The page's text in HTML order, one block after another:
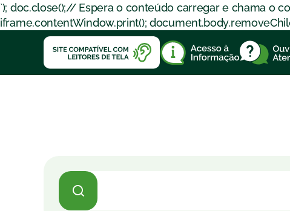
`); doc.close();// Espera o conteúdo carregar e chama o
iframe.contentWindow.print();